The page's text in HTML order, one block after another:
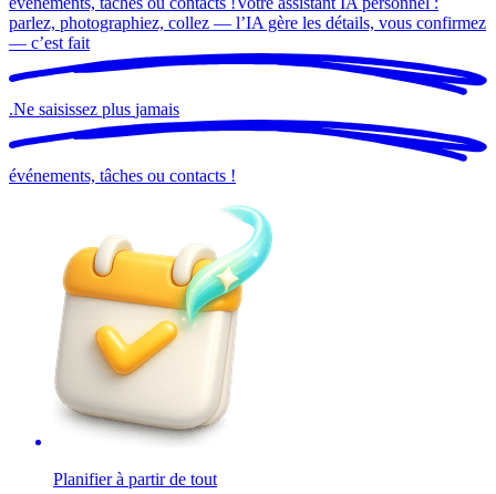
parlez, photographiez, collez — l’IA gère les détails, vous confirmez
— c’est fait
.Ne saisissez plus jamais
événements, tâches ou contacts !
Planifier à partir de tout